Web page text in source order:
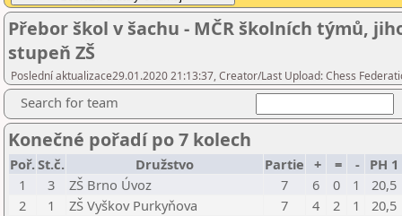
Přebor škol v šachu - MČR školních týmů,
stupeň ZŠ
Poslední aktualizace29.01.2020 21:13:37, Creator/Last Upload: Chess
Search for team
Konečné pořadí po 7 kolech
Poř.St.č. Družstvo Partie + = - PH 1
1
3 ZŠ Brno Úvoz 7 6 0 1
20,5
2
1 ZŠ Vyškov Purkyňova 7 4 2 1
20,5